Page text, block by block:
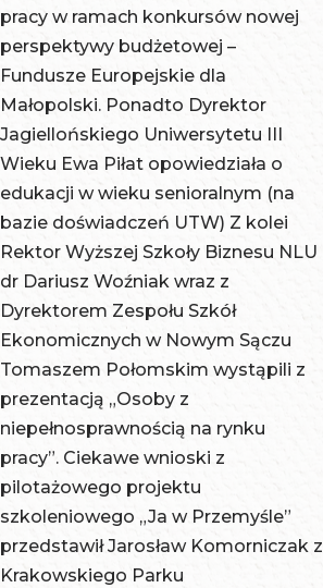
pracy w ramach konkursów nowej
perspektywy budżetowej –
Fundusze Europejskie dla
Małopolski. Ponadto Dyrektor
Jagiellońskiego Uniwersytetu III
Wieku Ewa Piłat opowiedziała o
edukacji w wieku senioralnym (na
bazie doświadczeń UTW) Z kolei
Rektor Wyższej Szkoły Biznesu NLU
dr Dariusz Woźniak wraz z
Dyrektorem Zespołu Szkół
Ekonomicznych w Nowym Sączu
Tomaszem Połomskim wystąpili z
prezentacją „Osoby z
niepełnosprawnością na rynku
pracy”. Ciekawe wnioski z
pilotażowego projektu
szkoleniowego „Ja w Przemyśle”
przedstawił Jarosław Komorniczak z
Krakowskiego Parku